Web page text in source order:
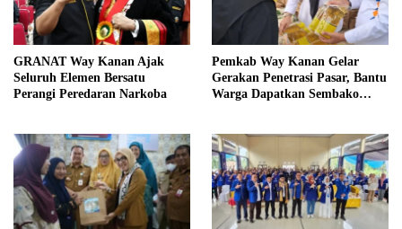
GRANAT Way Kanan Ajak
Seluruh Elemen Bersatu
Perangi Peredaran Narkoba
Pemkab Way Kanan Gelar
Gerakan Penetrasi Pasar, Bantu
Warga Dapatkan Sembako